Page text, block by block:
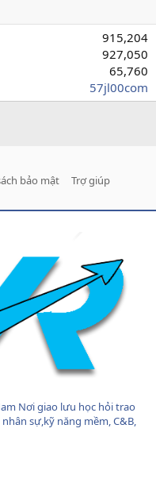
915,204
927,050
65,760
57jl00com
bảo mật
Trợ giúp
Nơi giao lưu học hỏi trao
sự,kỹ năng mềm, C&B,